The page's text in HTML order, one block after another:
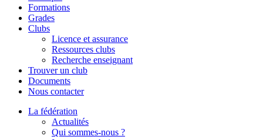
Formations
Grades
Clubs
Licence et assurance
Ressources clubs
Recherche enseignant
Trouver un club
Documents
Nous contacter
La fédération
Actualités
Qui sommes-nous ?